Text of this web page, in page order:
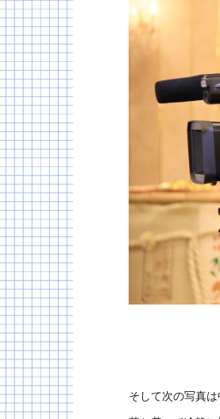
そして次の写真は